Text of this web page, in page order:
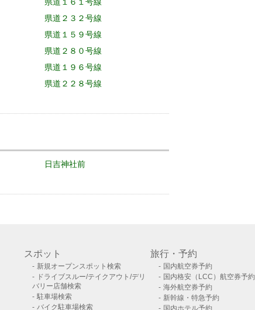
県道２３２号線
県道１５９号線
県道２８０号線
県道１９６号線
県道２２８号線
日吉神社前
スポット
新規オープンスポット検索
ドライブスルー/テイクアウト/デリ
バリー店舗検索
駐車場検索
バイク駐車場検索
旅行・予約
国内航空券予約
国内格安（LCC）航空券予約
海外航空券予約
新幹線・特急予約
国内ホテル予約